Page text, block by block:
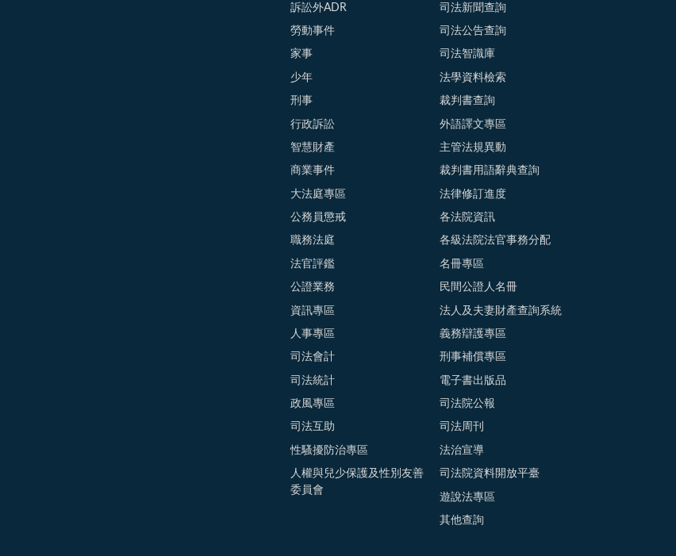
訴訟外ADR
勞動事件
家事
少年
刑事
行政訴訟
智慧財產
商業事件
大法庭專區
公務員懲戒
職務法庭
法官評鑑
公證業務
資訊專區
人事專區
司法會計
司法統計
政風專區
司法互助
性騷擾防治專區
人權與兒少保護及性別友善
委員會
司法新聞查詢
司法公告查詢
司法智識庫
法學資料檢索
裁判書查詢
外語譯文專區
主管法規異動
裁判書用語辭典查詢
法律修訂進度
各法院資訊
各級法院法官事務分配
名冊專區
民間公證人名冊
法人及夫妻財產查詢系統
義務辯護專區
刑事補償專區
電子書出版品
司法院公報
司法周刊
法治宣導
司法院資料開放平臺
遊說法專區
其他查詢